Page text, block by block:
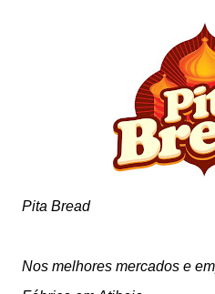
Pita Bread
Nos melhores mercados e